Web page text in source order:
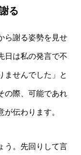
る
ら謝る姿勢を見せ
日は私の発言で不
ませんでした」と
の際、可能であれ
伝わります。
う。先回りして言